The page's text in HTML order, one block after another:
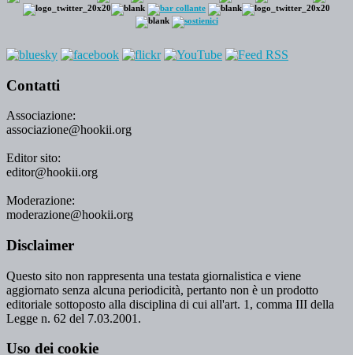
Contatti
Associazione:
associazione@hookii.org
Editor sito:
editor@hookii.org
Moderazione:
moderazione@hookii.org
Disclaimer
Questo sito non rappresenta una testata giornalistica e viene
aggiornato senza alcuna periodicità, pertanto non è un prodotto
editoriale sottoposto alla disciplina di cui all'art. 1, comma III della
Legge n. 62 del 7.03.2001.
Uso dei cookie